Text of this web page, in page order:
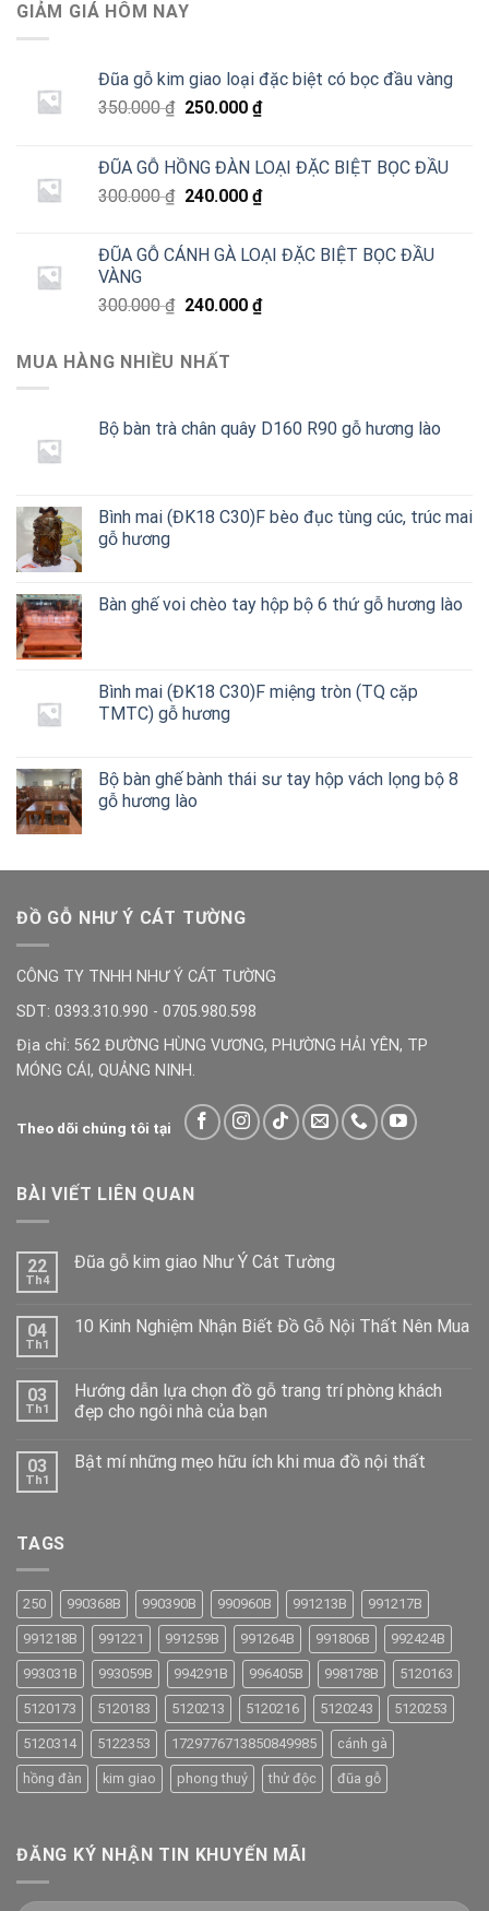
GIẢM GIÁ HÔM NAY
Đũa gỗ kim giao loại đặc biệt có bọc đầu vàng
350.000₫ Giá
350.000 ₫.
250.000 ₫Giá
là:
250.000 ₫.
ĐŨA GỖ HỒNG ĐÀN LOẠI ĐẶC BIỆT BỌC ĐẦU
300.000₫ Giá
là:
300.000 ₫.
240.000 ₫Giá
là:
ĐŨA GỖ CÁNH GÀ LOẠI ĐẶC BIỆT BỌC ĐẦU
VÀNG
300.000₫ Giá
là:
300.000 ₫.
240.000 ₫Giá
MUA HÀNG NHIỀU NHẤT
Bộ bàn trà chân quây D160 R90 gỗ hương lào
Bình mai (ĐK18 C30)F bèo đục tùng cúc, trúc mai
gỗ hương
Bàn ghế voi chèo tay hộp bộ 6 thứ gỗ hương lào
Bình mai (ĐK18 C30)F miệng tròn (TQ cặp
TMTC) gỗ hương
Bộ bàn ghế bành thái sư tay hộp vách lọng bộ 8
gỗ hương lào
ĐỒ GỖ NHƯ Ý CÁT TƯỜNG
CÔNG TY TNHH NHƯ Ý CÁT TƯỜNG
SDT: 0393.310.990 - 0705.980.598
Địa chỉ: 562 ĐƯỜNG HÙNG VƯƠNG, PHƯỜNG HẢI YÊN, TP
MÓNG CÁI, QUẢNG NINH.
Theo dõi chúng tôi tại
BÀI VIẾT LIÊN QUAN
22
Th4
Đũa gỗ kim giao Như Ý Cát Tường
04
Th1
10 Kinh Nghiệm Nhận Biết Đồ Gỗ Nội Thất Nên Mua
03
Th1
Hướng dẫn lựa chọn đồ gỗ trang trí phòng khách
đẹp cho ngôi nhà của bạn
03
Th1
Bật mí những mẹo hữu ích khi mua đồ nội thất
TAGS
250 990368B 990390B 990960B 991213B 991217B
991218B 991221 991259B 991264B 991806B 992424B
993031B 993059B 994291B 996405B 998178B 5120163
5120173 5120183 5120213 5120216 5120243 5120253
5120314 5122353 1729776713850849985 cánh gà
hồng đàn kim giao phong thuỷ thử độc đũa gỗ
ĐĂNG KÝ NHẬN TIN KHUYẾN MÃI